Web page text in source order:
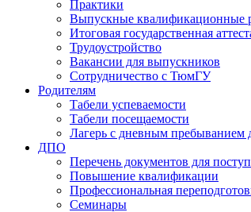
Практики
Выпускные квалификационные
Итоговая государственная
Трудоустройство
Вакансии для выпускников
Сотрудничество с ТюмГУ
Родителям
Табели успеваемости
Табели посещаемости
Лагерь с дневным пребыванием
ДПО
Перечень документов для
Повышение квалификации
Профессиональная
Семинары